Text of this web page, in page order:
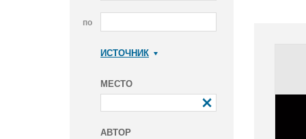
по
ИСТОЧНИК
МЕСТО
АВТОР